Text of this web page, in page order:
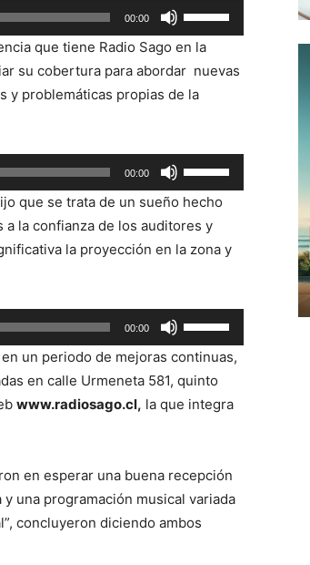
00:00
las
teclas
de
flecha
para
aumentar
o
disminuir
el
que tiene Radio Sago en la
su cobertura para abordar nuevas
y problemáticas propias de la
00:00
las
teclas
de
flecha
para
aumentar
o
disminuir
el
que se trata de un sueño hecho
la confianza de los auditores y
la proyección en la zona y
00:00
las
teclas
de
flecha
aumentar
o
disminuir
un periodo de mejoras continuas,
en calle Urmeneta 581, quinto
www.radiosago.cl, la que integra
en esperar una buena recepción
una programación musical variada
concluyeron diciendo ambos